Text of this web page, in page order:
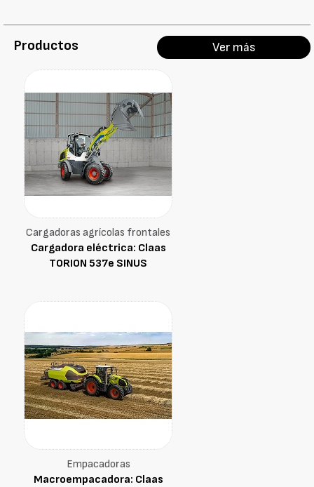
Productos Ver más
Cargadoras agrícolas frontales
Cargadora eléctrica: Claas
TORION 537e SINUS
Empacadoras
Macroempacadora: Claas